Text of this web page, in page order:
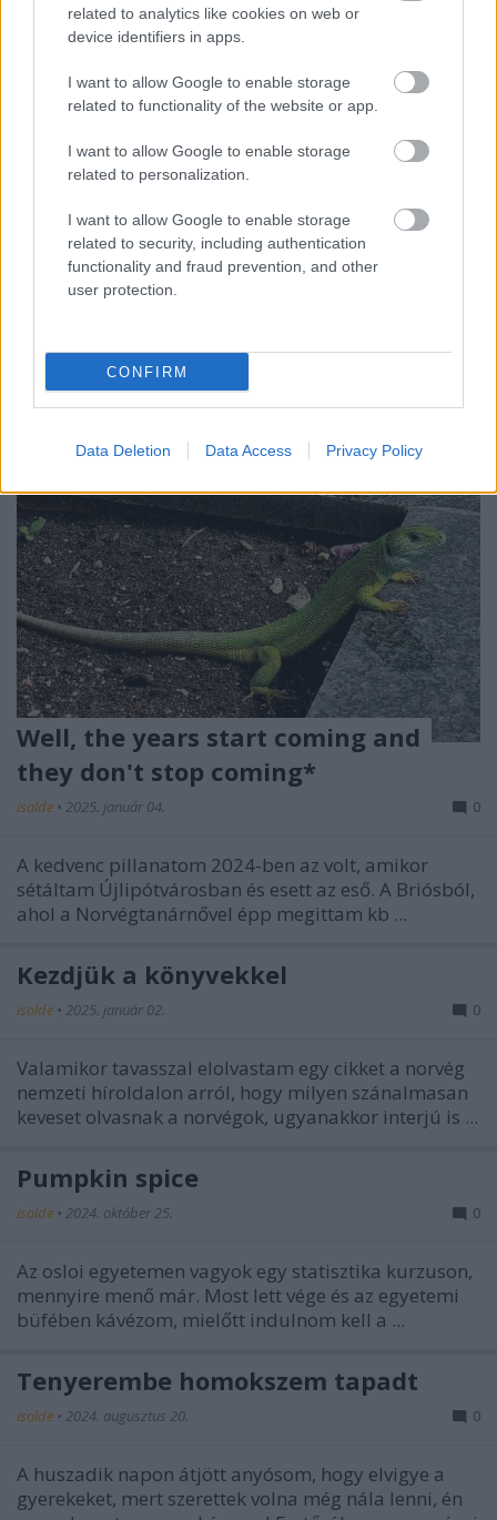
related to analytics like cookies on web or
device identifiers in apps.
I want to allow Google to enable storage
related to functionality of the website or app.
I want to allow Google to enable storage
related to personalization.
I want to allow Google to enable storage
related to security, including authentication
functionality and fraud prevention, and other
user protection.
CONFIRM
Data Deletion Data Access Privacy Policy
All we need to do is make sure we
keep talking
2025. március 29.
Meg még a társas kapcsolataimról kell mesélnem,
mert a múltkor kérdeztétek kommentben és az kb
Well, the years start coming and
they don't stop coming*
isolde • 2025. január 04. 0
A kedvenc pillanatom 2024-ben az volt, amikor
sétáltam Újlipótvárosban és esett az eső. A Briósból,
ahol a Norvégtanárnővel épp megittam kb ...
Kezdjük a könyvekkel
isolde • 2025. január 02. 0
Valamikor tavasszal elolvastam egy cikket a norvég
nemzeti híroldalon arról, hogy milyen szánalmasan
keveset olvasnak a norvégok, ugyanakkor interjú is ...
Pumpkin spice
isolde • 2024. október 25. 0
Az osloi egyetemen vagyok egy statisztika kurzuson,
mennyire menő már. Most lett vége és az egyetemi
büfében kávézom, mielőtt indulnom kell a ...
Tenyerembe homokszem tapadt
isolde • 2024. augusztus 20. 0
A huszadik napon átjött anyósom, hogy elvigye a
gyerekeket, mert szerettek volna még nála lenni, én